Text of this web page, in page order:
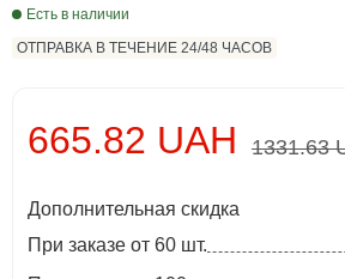
Есть в наличии
ОТПРАВКА В ТЕЧЕНИЕ 24/48 ЧАСОВ
665.82 UAH 1331.63
Дополнительная скидка
При заказе от 60 шт.